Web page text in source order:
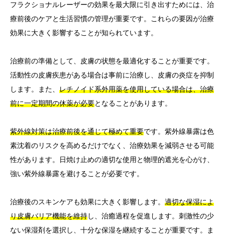
フラクショナルレーザーの効果を最大限に引き出すためには、治
療前後のケアと生活習慣の管理が重要です。これらの要因が治療
効果に大きく影響することが知られています。
治療前の準備として、皮膚の状態を最適化することが重要です。
活動性の皮膚疾患がある場合は事前に治療し、皮膚の炎症を抑制
します。また、 レチノイド系外用薬を使用している場合は、治療
前に一定期間の休薬が必要となることがあります。
紫外線対策は治療前後を通じて極めて重要です。紫外線暴露は色
素沈着のリスクを高めるだけでなく、治療効果を減弱させる可能
性があります。日焼け止めの適切な使用と物理的遮光を心がけ、
強い紫外線暴露を避けることが必要です。
治療後のスキンケアも効果に大きく影響します。 適切な保湿によ
り皮膚バリア機能を維持し、治癒過程を促進します。刺激性の少
ない保湿剤を選択し、十分な保湿を継続することが重要です。ま